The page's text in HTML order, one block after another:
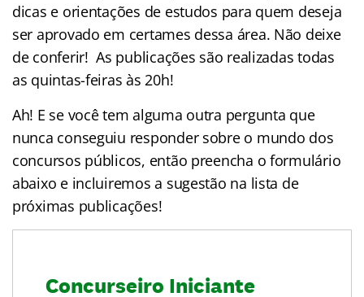
dicas e orientações de estudos para quem deseja
ser aprovado em certames dessa área. Não deixe
de conferir! As publicações são realizadas todas
as quintas-feiras às 20h!
Ah! E se você tem alguma outra pergunta que
nunca conseguiu responder sobre o mundo dos
concursos públicos, então preencha o formulário
abaixo e incluiremos a sugestão na lista de
próximas publicações!